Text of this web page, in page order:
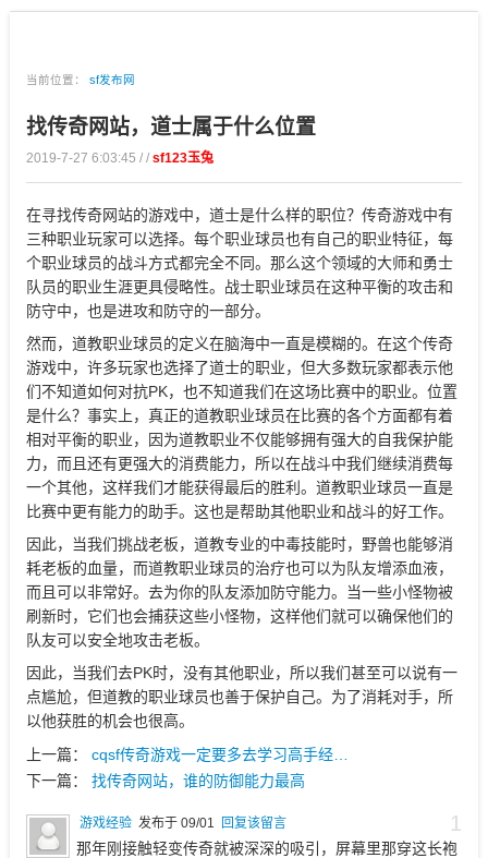
当前位置： sf发布网
找传奇网站，道士属于什么位置
2019-7-27 6:03:45 / / sf123玉兔
在寻找传奇网站的游戏中，道士是什么样的职位？传奇游戏中有
三种职业玩家可以选择。每个职业球员也有自己的职业特征，每
个职业球员的战斗方式都完全不同。那么这个领域的大师和勇士
队员的职业生涯更具侵略性。战士职业球员在这种平衡的攻击和
防守中，也是进攻和防守的一部分。
然而，道教职业球员的定义在脑海中一直是模糊的。在这个传奇
游戏中，许多玩家也选择了道士的职业，但大多数玩家都表示他
们不知道如何对抗PK，也不知道我们在这场比赛中的职业。位置
是什么？事实上，真正的道教职业球员在比赛的各个方面都有着
相对平衡的职业，因为道教职业不仅能够拥有强大的自我保护能
力，而且还有更强大的消费能力，所以在战斗中我们继续消费每
一个其他，这样我们才能获得最后的胜利。道教职业球员一直是
比赛中更有能力的助手。这也是帮助其他职业和战斗的好工作。
因此，当我们挑战老板，道教专业的中毒技能时，野兽也能够消
耗老板的血量，而道教职业球员的治疗也可以为队友增添血液，
而且可以非常好。去为你的队友添加防守能力。当一些小怪物被
刷新时，它们也会捕获这些小怪物，这样他们就可以确保他们的
队友可以安全地攻击老板。
因此，当我们去PK时，没有其他职业，所以我们甚至可以说有一
点尴尬，但道教的职业球员也善于保护自己。为了消耗对手，所
以他获胜的机会也很高。
上一篇： cqsf传奇游戏一定要多去学习高手经…
下一篇： 找传奇网站，谁的防御能力最高
1
游戏经验 发布于 09/01 回复该留言
那年刚接触轻变传奇就被深深的吸引，屏幕里那穿这长袍